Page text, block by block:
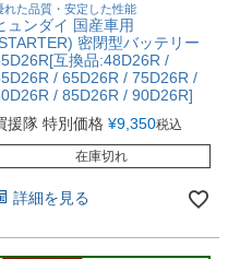
れた品質・安定した性能
ュンダイ 国産車用
密閉型バッテリー
互換品:48D26R /
/ 65D26R / 75D26R /
/ 85D26R / 90D26R]
援隊 特別価格 ¥9,350税込
在庫切れ
詳細を見る